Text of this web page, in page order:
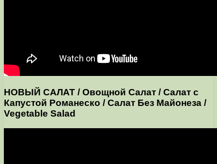
НОВЫЙ САЛАТ / Овощной Салат / Салат с
Капустой Романеско / Салат Без Майонеза /
Vegetable Salad